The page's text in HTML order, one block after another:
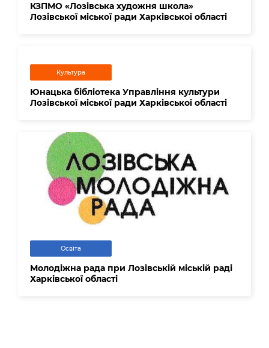
КЗПМО «Лозівська художня школа»
Лозівської міської ради Харківської області
Культура
Юнацька бібліотека Управління культури
Лозівської міської ради Харківської області
Освіта
Молодіжна рада при Лозівській міській раді
Харківської області